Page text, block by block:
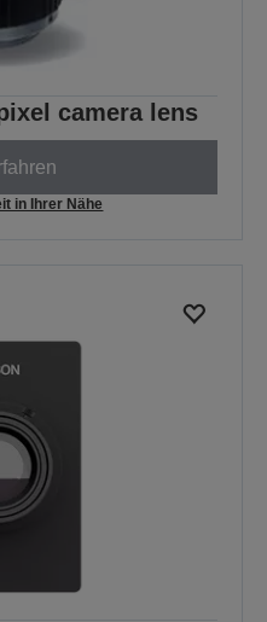
camera lens
in Ihrer Nähe